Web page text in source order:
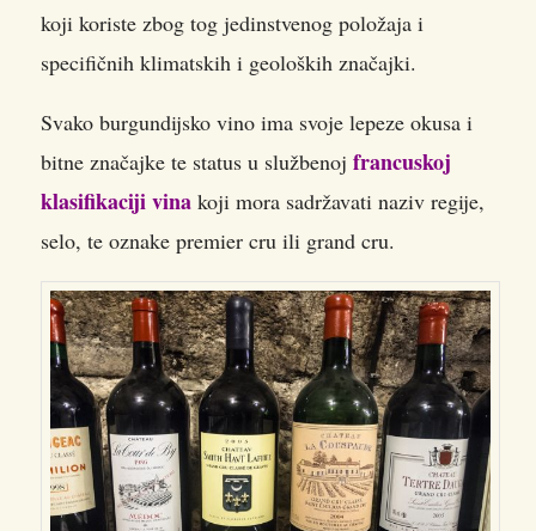
koji koriste zbog tog jedinstvenog položaja i
specifičnih klimatskih i geoloških značajki.
Svako burgundijsko vino ima svoje lepeze okusa i
bitne značajke te status u službenoj francuskoj
klasifikaciji vina koji mora sadržavati naziv regije,
selo, te oznake premier cru ili grand cru.